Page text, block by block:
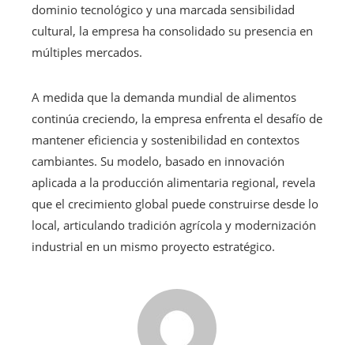
dominio tecnológico y una marcada sensibilidad
cultural, la empresa ha consolidado su presencia en
múltiples mercados.
A medida que la demanda mundial de alimentos
continúa creciendo, la empresa enfrenta el desafío de
mantener eficiencia y sostenibilidad en contextos
cambiantes. Su modelo, basado en innovación
aplicada a la producción alimentaria regional, revela
que el crecimiento global puede construirse desde lo
local, articulando tradición agrícola y modernización
industrial en un mismo proyecto estratégico.